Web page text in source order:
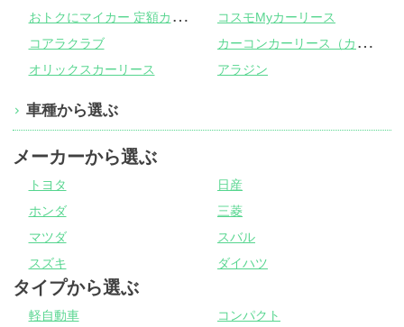
お
トクにマイカー 定額カルモくん
コスモMyカーリース
コアラクラブ
カ
ーコンカーリース（カーコンビニ倶楽部）
オリックスカーリース アラジン
車種から選ぶ
メーカーから選ぶ
トヨタ
日産
ホンダ
三菱
マツダ
スバル
スズキ
ダイハツ
タイプから選ぶ
軽自動車
コンパクト